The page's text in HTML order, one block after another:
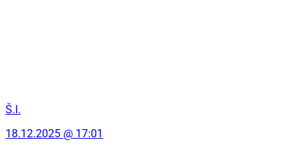
Š.I.
18.12.2025 @ 17:01